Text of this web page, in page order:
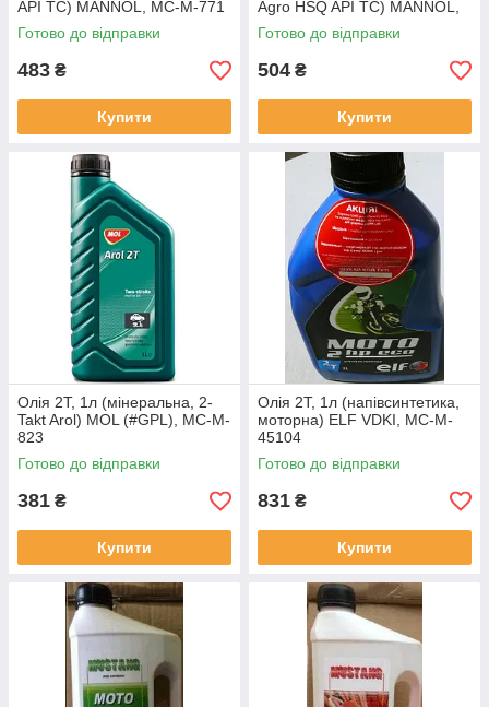
API TC) MANNOL, MC-M-771
Готово до відправки
483 ₴
Купити
Agro HSQ API TC) MANNOL,
MC-M-772
Готово до відправки
504 ₴
Купити
Олія 2T, 1л (мінеральна, 2-
Takt Arol) MOL (#GPL), MC-M-
823
Готово до відправки
381 ₴
Купити
Олія 2Т, 1л (напівсинтетика,
моторна) ELF VDKI, MC-M-
45104
Готово до відправки
831 ₴
Купити